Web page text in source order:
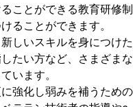
ことができる教育研修
ることができます。
しいスキルを身につけ
たい方など、さまざま
います。
強化し弱みを補うため